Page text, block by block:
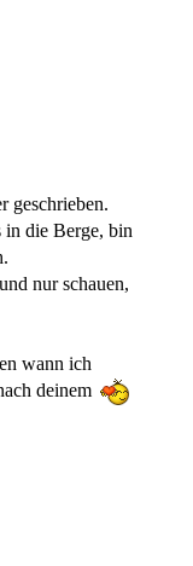
geschrieben.
in die Berge, bin
nur schauen,
wann ich
deinem